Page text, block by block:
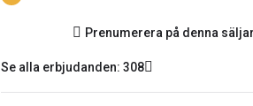
Prenumerera på denna
Se alla erbjudanden: 308